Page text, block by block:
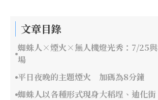
文章目錄
蜘蛛人×煙火×無人機燈光秀：7/25
場
平日夜晚的主題煙火 加碼為8分鐘
蜘蛛人以各種形式現身大稻埕、迪化街